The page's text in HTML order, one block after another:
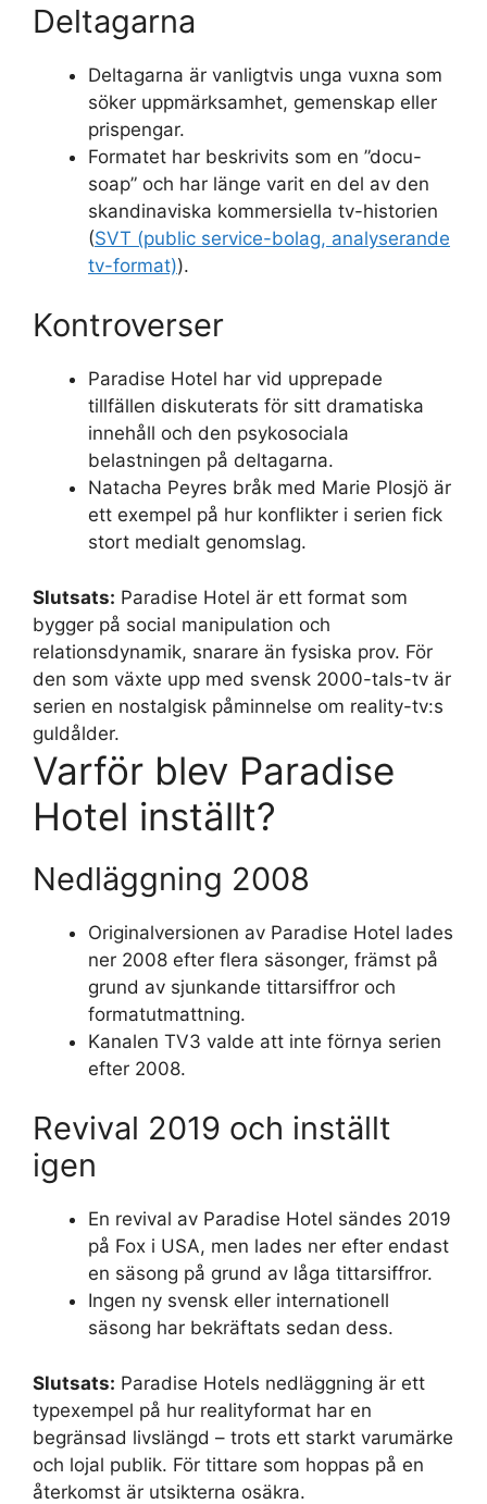
Deltagarna
Deltagarna är vanligtvis unga vuxna som
söker uppmärksamhet, gemenskap eller
prispengar.
Formatet har beskrivits som en ”docu-
soap” och har länge varit en del av den
skandinaviska kommersiella tv-historien
(SVT (public service-bolag, analyserande
tv-format)).
Kontroverser
Paradise Hotel har vid upprepade
tillfällen diskuterats för sitt dramatiska
innehåll och den psykosociala
belastningen på deltagarna.
Natacha Peyres bråk med Marie Plosjö är
ett exempel på hur konflikter i serien fick
stort medialt genomslag.
Slutsats: Paradise Hotel är ett format som
bygger på social manipulation och
relationsdynamik, snarare än fysiska prov. För
den som växte upp med svensk 2000-tals-tv är
serien en nostalgisk påminnelse om reality-tv:s
guldålder.
Varför blev Paradise
Hotel inställt?
Nedläggning 2008
Originalversionen av Paradise Hotel lades
ner 2008 efter flera säsonger, främst på
grund av sjunkande tittarsiffror och
formatutmattning.
Kanalen TV3 valde att inte förnya serien
efter 2008.
Revival 2019 och inställt
igen
En revival av Paradise Hotel sändes 2019
på Fox i USA, men lades ner efter endast
en säsong på grund av låga tittarsiffror.
Ingen ny svensk eller internationell
säsong har bekräftats sedan dess.
Slutsats: Paradise Hotels nedläggning är ett
typexempel på hur realityformat har en
begränsad livslängd – trots ett starkt varumärke
och lojal publik. För tittare som hoppas på en
återkomst är utsikterna osäkra.